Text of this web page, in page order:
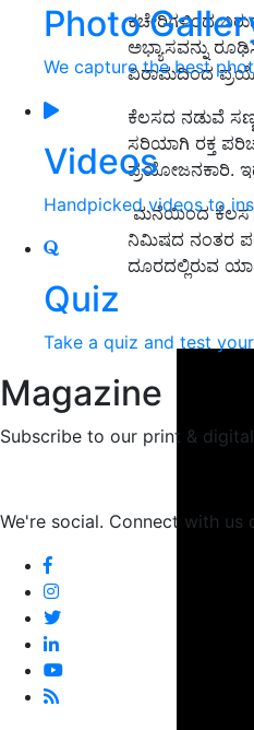
Photo
We capture the best
Videos
Handpicked videos to
Quiz
Take a quiz and test
Magazine
Subscribe to our print &
We're social. Connect with us
ಕಚೇರಿಗಳಿಂದ
ಅಭ್ಯಾಸವನ್ನು
ವಿರಾಮದಿಂದ
ಕೆಲಸದ ನಡುವೆ
ಸರಿಯಾಗಿ ರಕ್ತ
ಪ್ರಯೋಜನಕಾರಿ.
ಮನೆಯಿಂದ ಕೆಲಸ
ನಿಮಿಷದ ನಂತರ
ದೂರದಲ್ಲಿರುವ